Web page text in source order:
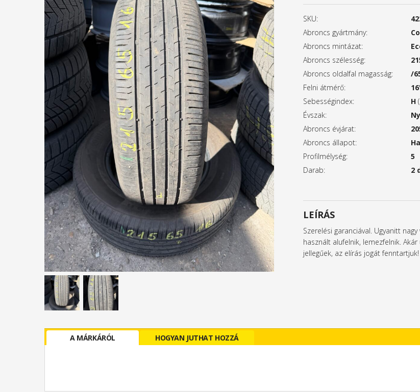
SKU:
Abroncs gyártmány:
Abroncs mintázat:
Abroncs szélesség:
Abroncs oldalfal magasság:
/
Felni átmérő:
Sebességindex:
H
Évszak:
Abroncs évjárat:
Abroncs állapot:
Profilmélység:
5
Darab:
2
LEÍRÁS
Szerelési garanciával. Ugyanitt
használt alufelnik, lemezfelnik.
jellegűek, az elírás jogát fenntartjuk!
A MÁRKÁRÓL HOGYAN JUTHAT HOZZÁ